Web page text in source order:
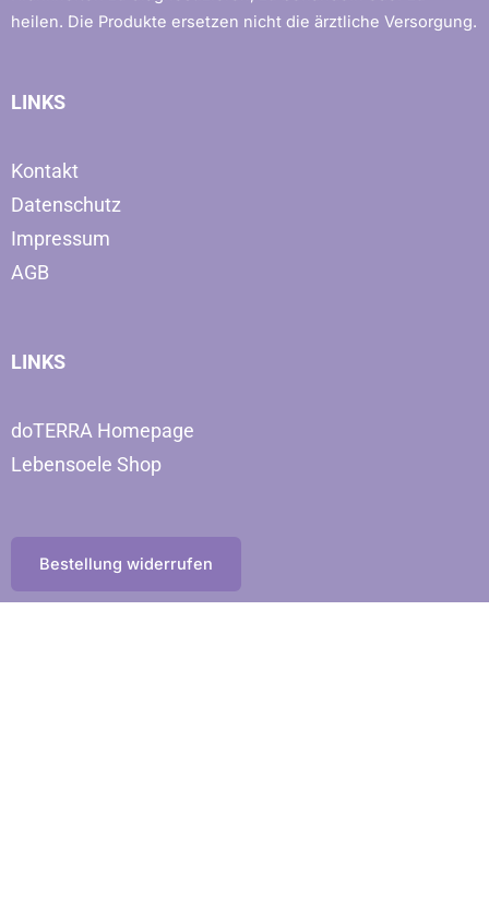
heilen. Die Produkte ersetzen nicht die ärztliche Versorgung.
LINKS
Kontakt
Datenschutz
Impressum
AGB
LINKS
doTERRA Homepage
Lebensoele Shop
Bestellung widerrufen